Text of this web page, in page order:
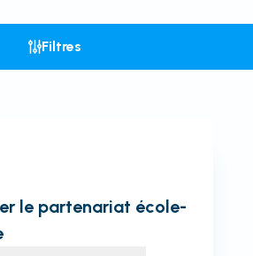
Filtres
le partenariat école-